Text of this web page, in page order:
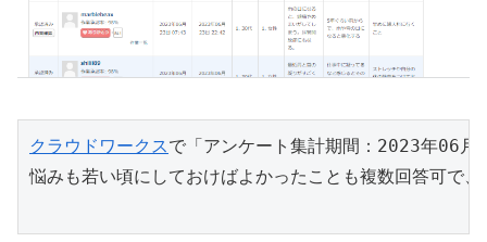
クラウドワークスで「アンケート集計期間：2023年06月
悩みも若い頃にしておけばよかったことも複数回答可で